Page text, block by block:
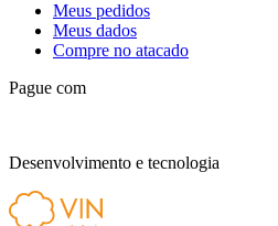
Meus pedidos
Meus dados
Compre no atacado
Pague com
Desenvolvimento e tecnologia